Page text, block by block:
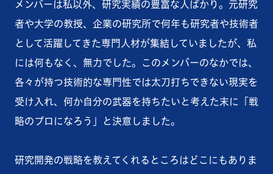
メンバーは私以外、研究実績の豊富な人ばかり。元研究
者や大学の教授、企業の研究所で何年も研究者や技術者
として活躍してきた専門人材が集結していましたが、私
には何もなく、無力でした。このメンバーのなかでは、
各々が持つ技術的な専門性では太刀打ちできない現実を
受け入れ、何か自分の武器を持ちたいと考えた末に「戦
略のプロになろう」と決意しました。
研究開発の戦略を教えてくれるところはどこにもありま